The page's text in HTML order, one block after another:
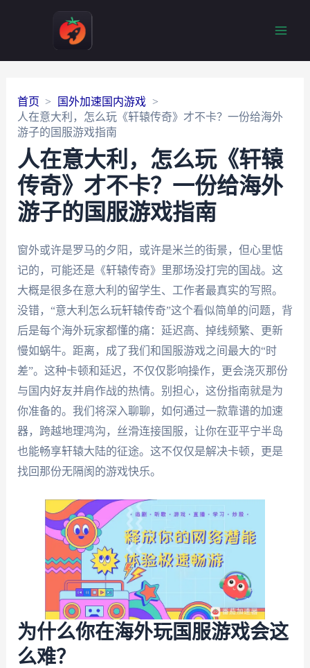
首页
国外加速国内游戏
人在意大利，怎么玩《轩辕传奇》才不卡？一份给海外
游子的国服游戏指南
人在意大利，怎么玩《轩辕
传奇》才不卡？一份给海外
游子的国服游戏指南
窗外或许是罗马的夕阳，或许是米兰的街景，但心里惦
记的，可能还是《轩辕传奇》里那场没打完的国战。这
大概是很多在意大利的留学生、工作者最真实的写照。
没错，“意大利怎么玩轩辕传奇”这个看似简单的问题，背
后是每个海外玩家都懂的痛：延迟高、掉线频繁、更新
慢如蜗牛。距离，成了我们和国服游戏之间最大的“时
差”。这种卡顿和延迟，不仅仅影响操作，更会浇灭那份
与国内好友并肩作战的热情。别担心，这份指南就是为
你准备的。我们将深入聊聊，如何通过一款靠谱的加速
器，跨越地理鸿沟，丝滑连接国服，让你在亚平宁半岛
也能畅享轩辕大陆的征途。这不仅仅是解决卡顿，更是
找回那份无隔阂的游戏快乐。
为什么你在海外玩国服游戏会这
么难？